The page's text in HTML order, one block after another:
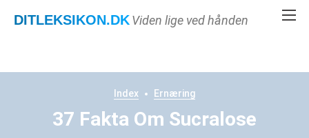
DITLEKSIKON.DKViden lige ved hånden
Index Ernæring
37 Fakta Om Sucralose